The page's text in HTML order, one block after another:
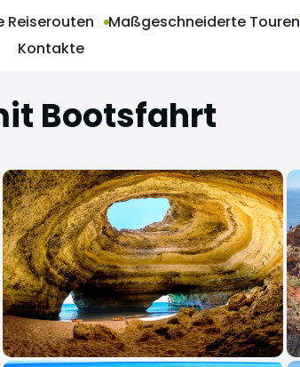
Reiserouten Maßgeschneiderte Touren
Kontakte
Bootsfahrt